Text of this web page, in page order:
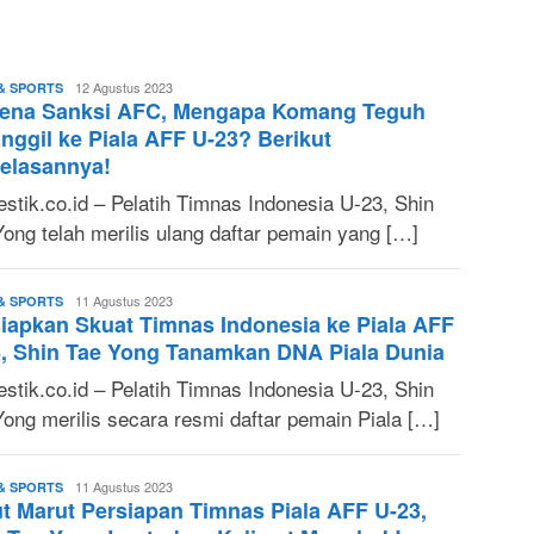
SPORTS M.
Fuad
S.
T.
12 Agustus 2023
Sanksi AFC, Mengapa Komang Teguh
ke Piala AFF U-23? Berikut
– Pelatih Timnas Indonesia U-23, Shin
telah merilis ulang daftar pemain yang […]
SPORTS M.
Fuad
S.
T.
11 Agustus 2023
Skuat Timnas Indonesia ke Piala AFF
Shin Tae Yong Tanamkan DNA Piala Dunia
– Pelatih Timnas Indonesia U-23, Shin
merilis secara resmi daftar pemain Piala […]
SPORTS M.
Fuad
S.
11 Agustus 2023
Marut Persiapan Timnas Piala AFF U-23,